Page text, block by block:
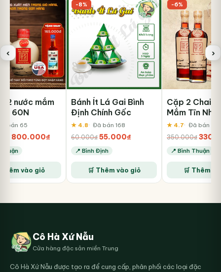
2 nước mắm
60N
bán 65
Giá
gốc
là:
1.800.000₫.
800.000₫
là:
vào giỏ
-8%
Bánh Ít Lá Gai Bình
Định Chính Gốc
★ 4.8
Đã bán 168
60.000₫ Giá
gốc
là:
60.000₫.
55.000₫
là:
55.000₫.
📍 Bình Định
🛒 Thêm vào giỏ
-6%
Cặp 2 Chai
Mắm Tĩn
40N
★ 4.7
Đã bán
350.000₫ Giá
gốc
là:
📍 Bình Thuận
🛒 Thêm
‹ ›
Cô Hà Xứ Nẫu
Cửa hàng đặc sản miền Trung
Cô Hà Xứ Nẫu được tạo ra để cung cấp, phân phối các loại đặc